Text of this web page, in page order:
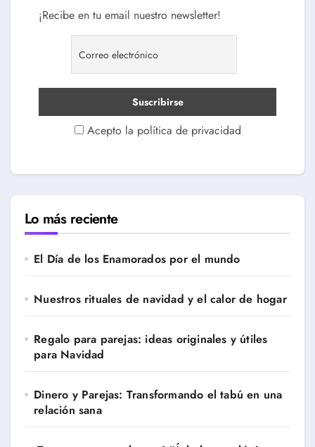
¡Recibe en tu email nuestro newsletter!
Acepto la política de privacidad
Lo más reciente
El Día de los Enamorados por el mundo
Nuestros rituales de navidad y el calor de hogar
Regalo para parejas: ideas originales y útiles
para Navidad
Dinero y Parejas: Transformando el tabú en una
relación sana